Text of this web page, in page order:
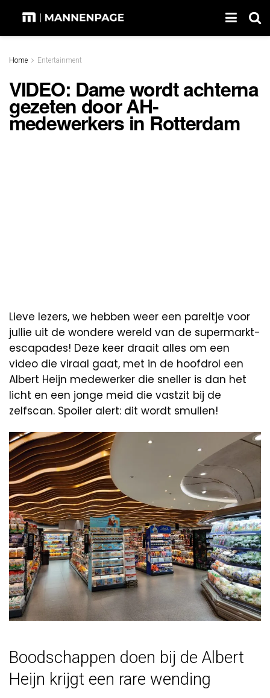
Home Entertainment
VIDEO: Dame wordt achterna
gezeten door AH-
medewerkers in Rotterdam
Lieve lezers, we hebben weer een pareltje voor
jullie uit de wondere wereld van de supermarkt-
escapades! Deze keer draait alles om een
video die viraal gaat, met in de hoofdrol een
Albert Heijn medewerker die sneller is dan het
licht en een jonge meid die vastzit bij de
zelfscan. Spoiler alert: dit wordt smullen!
Boodschappen doen bij de Albert
Heijn krijgt een rare wending